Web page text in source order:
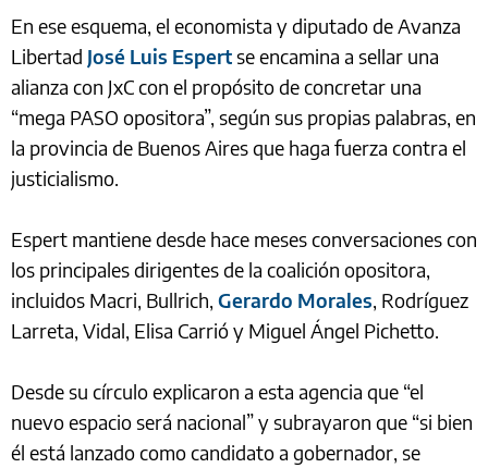
En ese esquema, el economista y diputado de Avanza
Libertad José Luis Espertse encamina a sellar una
alianza con JxC con el propósito de concretar una
“mega PASO opositora”, según sus propias palabras, en
la provincia de Buenos Aires que haga fuerza contra el
justicialismo.
Espert mantiene desde hace meses conversaciones con
los principales dirigentes de la coalición opositora,
incluidos Macri, Bullrich, Gerardo Morales, Rodríguez
Larreta, Vidal, Elisa Carrió y Miguel Ángel Pichetto.
Desde su círculo explicaron a esta agencia que “el
nuevo espacio será nacional” y subrayaron que “si bien
él está lanzado como candidato a gobernador, se